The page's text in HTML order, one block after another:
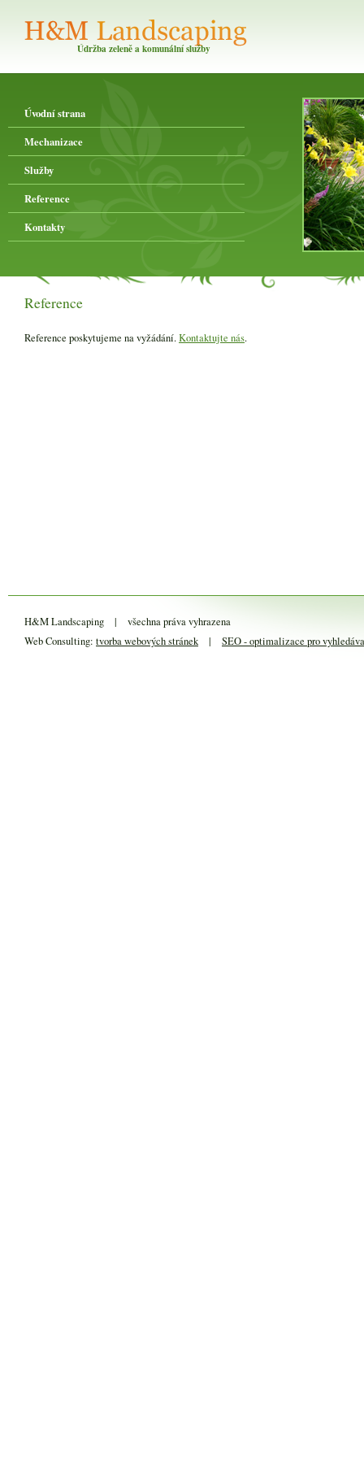
Údržba zeleně a komunální služby
Úvodní strana
Mechanizace
Služby
Reference
Kontakty
Reference
Reference poskytujeme na vyžádání.Kontaktujte nás.
H&M Landscaping |
všechna práva vyhrazena
Web Consulting: tvorba webových stránek | SEO - optimalizace pro